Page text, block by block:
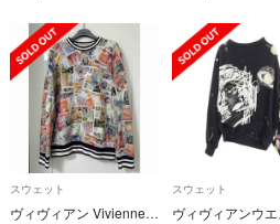
スウェット
ヴィヴィアン Vivienne Westwood MAN インポート トレーナー
スウェット